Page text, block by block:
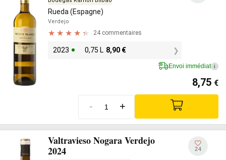
Rueda (Espagne)
Verdejo
24 commentaires
2023 0,75 L 8,90 €
Envoi immédiat i
8,75 €
- +
Valtravieso Nogara Verdejo
2024
24